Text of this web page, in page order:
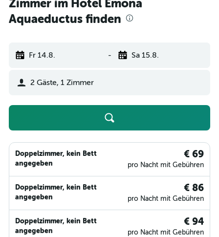
Zimmer im Hotel Emona
Aquaeductus finden
Fr 14.8. - Sa 15.8.
2 Gäste, 1 Zimmer
Doppelzimmer, kein Bett
angegeben
€ 69
pro Nacht mit Gebühren
Doppelzimmer, kein Bett
angegeben
€ 86
pro Nacht mit Gebühren
Doppelzimmer, kein Bett
angegeben
€ 94
pro Nacht mit Gebühren